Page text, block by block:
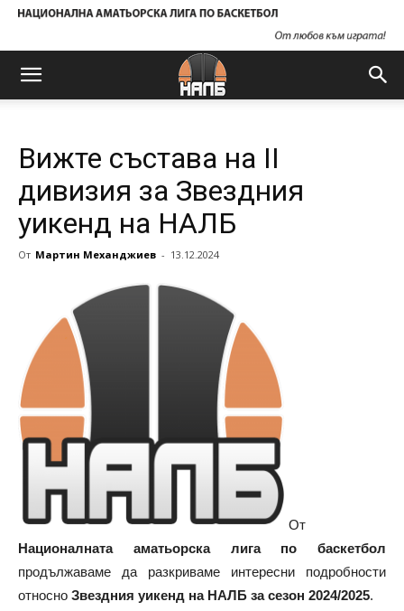
Вижте състава на II
дивизия за Звездния
уикенд на НАЛБ
От Мартин Механджиев - 13.12.2024
От
Националната аматьорска лига по баскетбол
продължаваме да разкриваме интересни подробности
относно Звездния уикенд на НАЛБ за сезон 2024/2025.